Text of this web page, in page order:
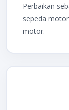
Perbaikan
sepeda
motor.